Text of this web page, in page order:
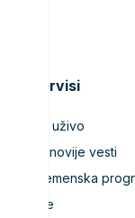
Servisi
TV uživo
Najnovije vesti
Vremenska
Igre